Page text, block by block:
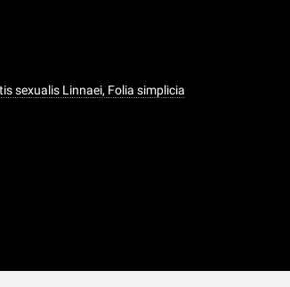
sexualis Linnaei, Folia simplicia